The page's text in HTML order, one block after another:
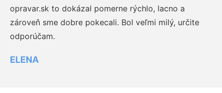
opravar.sk to dokázal pomerne rýchlo, lacno a
zároveň sme dobre pokecali. Bol veľmi milý, určite
odporúčam.
ELENA